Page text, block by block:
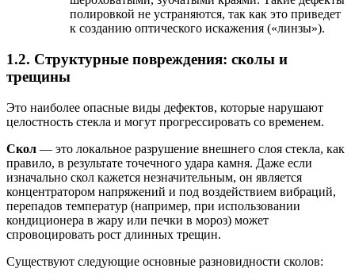
полировкой не устраняются, так как это приведет
к созданию оптического искажения («линзы»).
1.2. Структурные повреждения: сколы и
трещины
Это наиболее опасные виды дефектов, которые нарушают
целостность стекла и могут прогрессировать со временем.
Скол — это локальное разрушение внешнего слоя стекла, как
правило, в результате точечного удара камня. Даже если
изначально скол кажется незначительным, он является
концентратором напряжений и под воздействием вибраций,
перепадов температур (например, при использовании
кондиционера в жару или печки в мороз) может
спровоцировать рост длинных трещин.
Существуют следующие основные разновидности сколов: